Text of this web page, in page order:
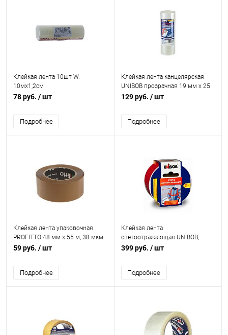
Клейкая лента 10шт W.
10мх1,2см
78 руб. / шт
Подробнее
Клейкая лента канцелярская
UNIBOB прозрачная 19 мм х 25
м 8 шт
129 руб. / шт
Подробнее
Клейкая лента упаковочная
PROFITTO 48 мм х 55 м, 38 мкм
59 руб. / шт
Подробнее
Клейкая лента
светоотражающая UNIBOB,
красно-белая 48мм х 5м
399 руб. / шт
Подробнее